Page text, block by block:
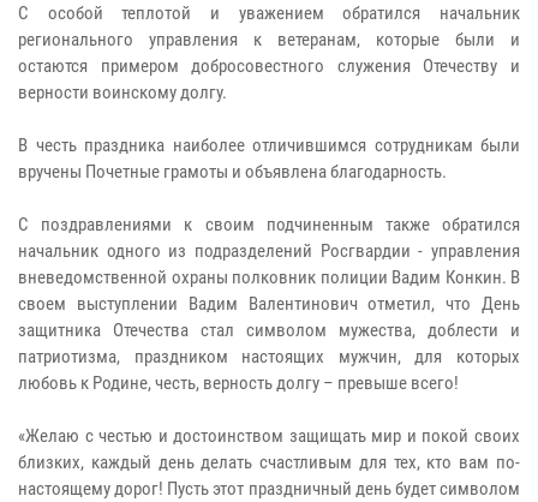
С особой теплотой и уважением обратился начальник
регионального управления к ветеранам, которые были и
остаются примером добросовестного служения Отечеству и
верности воинскому долгу.
В честь праздника наиболее отличившимся сотрудникам были
вручены Почетные грамоты и объявлена благодарность.
С поздравлениями к своим подчиненным также обратился
начальник одного из подразделений Росгвардии - управления
вневедомственной охраны полковник полиции Вадим Конкин. В
своем выступлении Вадим Валентинович отметил, что День
защитника Отечества стал символом мужества, доблести и
патриотизма, праздником настоящих мужчин, для которых
любовь к Родине, честь, верность долгу – превыше всего!
«Желаю с честью и достоинством защищать мир и покой своих
близких, каждый день делать счастливым для тех, кто вам по-
настоящему дорог! Пусть этот праздничный день будет символом